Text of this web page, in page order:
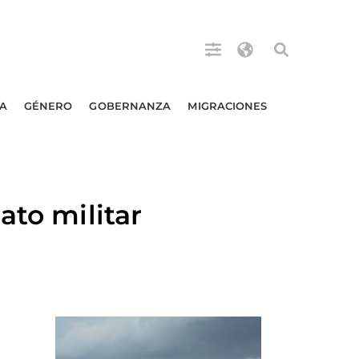
GÉNERO GOBERNANZA MIGRACIONES
militar